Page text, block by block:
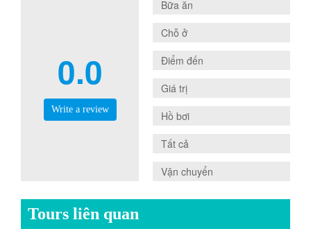
0.0
Write a review
0.0Bữa ăn
0.0
Chỗ ở
0.0
Điểm đến
0.0
Giá trị
0.0Hồ bơi
0.0
Tất cả
0.0
Vận chuyển
Tours liên quan